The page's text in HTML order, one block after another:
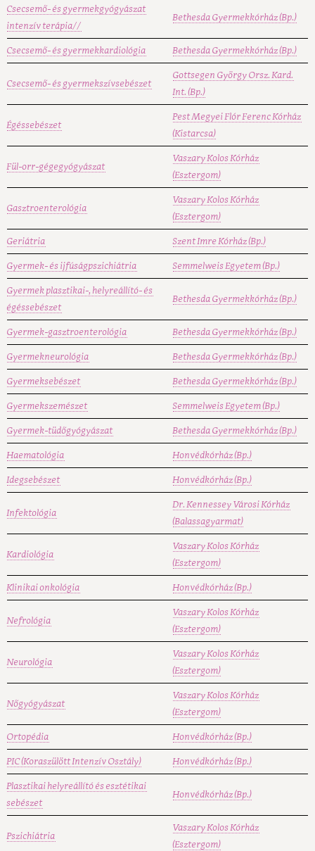
Csecsemő- és gyermekgyógyászat
intenzív terápia//
Bethesda Gyermekkórház (Bp.)
Csecsemő- és gyermekkardiológia Bethesda Gyermekkórház (Bp.)
Csecsemő- és gyermekszívsebészet
Gottsegen György Orsz. Kard.
Int. (Bp.)
Égéssebészet
Pest Megyei Flór Ferenc Kórház
(Kistarcsa)
Fül-orr-gégegyógyászat
Vaszary Kolos Kórház
(Esztergom)
Gasztroenterológia
Vaszary Kolos Kórház
(Esztergom)
Geriátria Szent Imre Kórház (Bp.)
Gyermek- és ijfúságpszichiátria Semmelweis Egyetem (Bp.)
Gyermek plasztikai-, helyreállító- és
égéssebészet
Bethesda Gyermekkórház (Bp.)
Gyermek-gasztroenterológia Bethesda Gyermekkórház (Bp.)
Gyermekneurológia Bethesda Gyermekkórház (Bp.)
Gyermeksebészet Bethesda Gyermekkórház (Bp.)
Gyermekszemészet Semmelweis Egyetem (Bp.)
Gyermek-tüdőgyógyászat Bethesda Gyermekkórház (Bp.)
Haematológia Honvédkórház (Bp.)
Idegsebészet Honvédkórház (Bp.)
Infektológia
Dr. Kennessey Városi Kórház
(Balassagyarmat)
Kardiológia
Vaszary Kolos Kórház
(Esztergom)
Klinikai onkológia Honvédkórház (Bp.)
Nefrológia
Vaszary Kolos Kórház
(Esztergom)
Neurológia
Vaszary Kolos Kórház
(Esztergom)
Nőgyógyászat
Vaszary Kolos Kórház
(Esztergom)
Ortopédia Honvédkórház (Bp.)
PIC (Koraszülött Intenzív Osztály) Honvédkórház (Bp.)
Plasztikai helyreállító és esztétikai
sebészet
Honvédkórház (Bp.)
Pszichiátria
Vaszary Kolos Kórház
(Esztergom)